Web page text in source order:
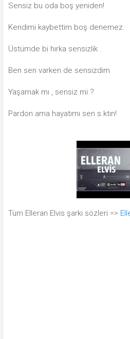
Sensiz bu oda boş yeniden!
Kendimi kaybettim boş denemez.
Üstümde bi hırka sensizlik .
Ben sen varken de sensizdim
Yaşamak mı , sensiz mi ?
Pardon ama hayatımı sen s.ktin!
Tüm Elleran Elvis şarkı sözleri =>